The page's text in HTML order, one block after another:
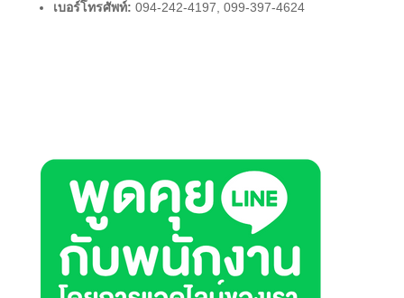
เบอร์โทรศัพท์: 094-242-4197, 099-397-4624